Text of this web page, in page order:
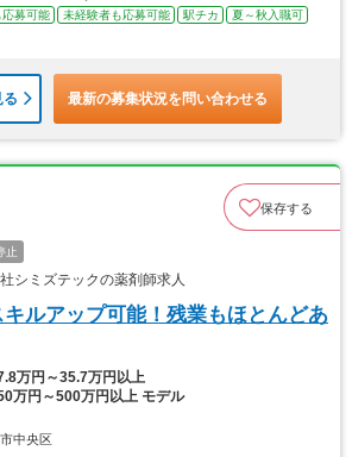
応募可能 未経験者も応募可能 駅チカ
夏～秋入職可
る 最新の募集状況を問い合わせる
保存する
止
シミズテックの薬剤師求人
ルアップ可能！残業もほとんどあ
万円～35.7万円以上
万円～500万円以上 モデル
中央区